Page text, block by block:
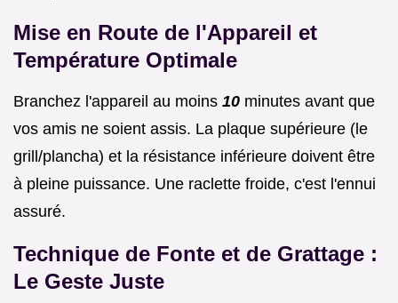
Mise en Route de l'Appareil et
Température Optimale
Branchez l'appareil au moins 10 minutes avant que
vos amis ne soient assis. La plaque supérieure (le
grill/plancha) et la résistance inférieure doivent être
à pleine puissance. Une raclette froide, c'est l'ennui
assuré.
Technique de Fonte et de Grattage :
Le Geste Juste